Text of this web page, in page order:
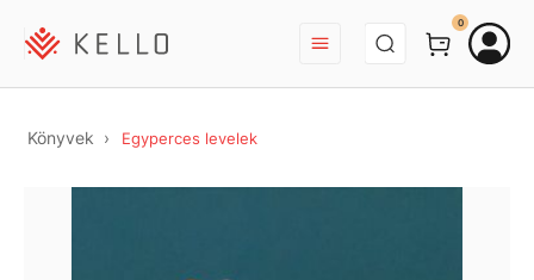
BEJELENTKEZÉS
0
Könyvek Egyperces levelek